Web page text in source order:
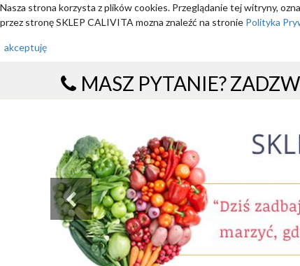
Nasza strona korzysta z plików cookies. Przeglądanie tej witryny,
przez stronę SKLEP CALIVITA mozna znaleźć na stronie Polityka
akceptuję
MASZ PYTANIE?